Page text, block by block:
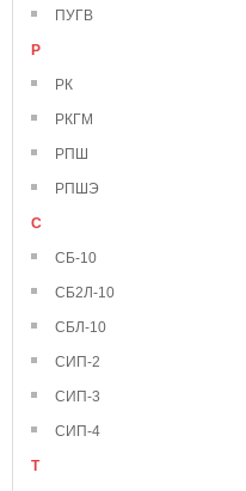
ПУГВ
Р
РК
РКГМ
РПШ
РПШЭ
С
СБ-10
СБ2Л-10
СБЛ-10
СИП-2
СИП-3
СИП-4
Т